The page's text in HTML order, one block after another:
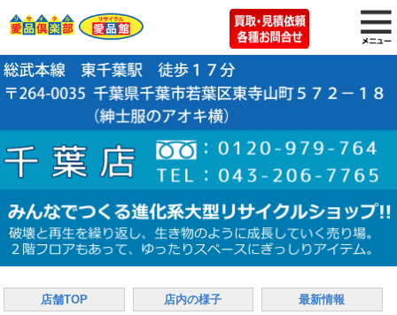
店舗TOP 店内の様子 最新情報